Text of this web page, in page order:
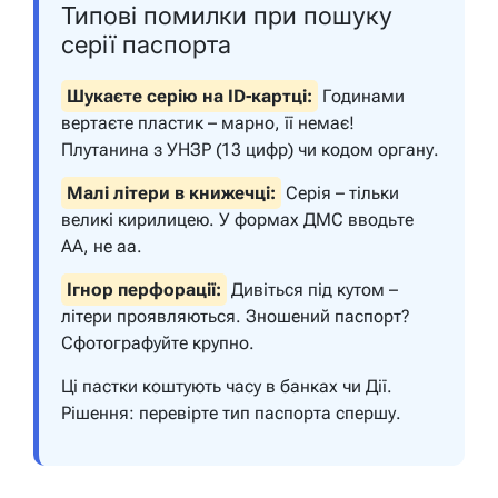
Типові помилки при пошуку
серії паспорта
Шукаєте серію на ID-картці: Годинами
вертаєте пластик – марно, її немає!
Плутанина з УНЗР (13 цифр) чи кодом органу.
Малі літери в книжечці: Серія – тільки
великі кирилицею. У формах ДМС вводьте
АА, не аа.
Ігнор перфорації: Дивіться під кутом –
літери проявляються. Зношений паспорт?
Сфотографуйте крупно.
Ці пастки коштують часу в банках чи Дії.
Рішення: перевірте тип паспорта спершу.